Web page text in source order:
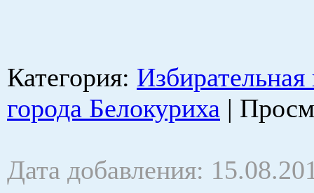
Категория: Избирательная
города Белокуриха |
Дата добавления: